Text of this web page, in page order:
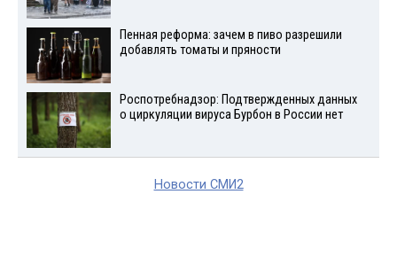
Пенная реформа: зачем в пиво разрешили
добавлять томаты и пряности
Роспотребнадзор: Подтвержденных данных
о циркуляции вируса Бурбон в России нет
Новости СМИ2